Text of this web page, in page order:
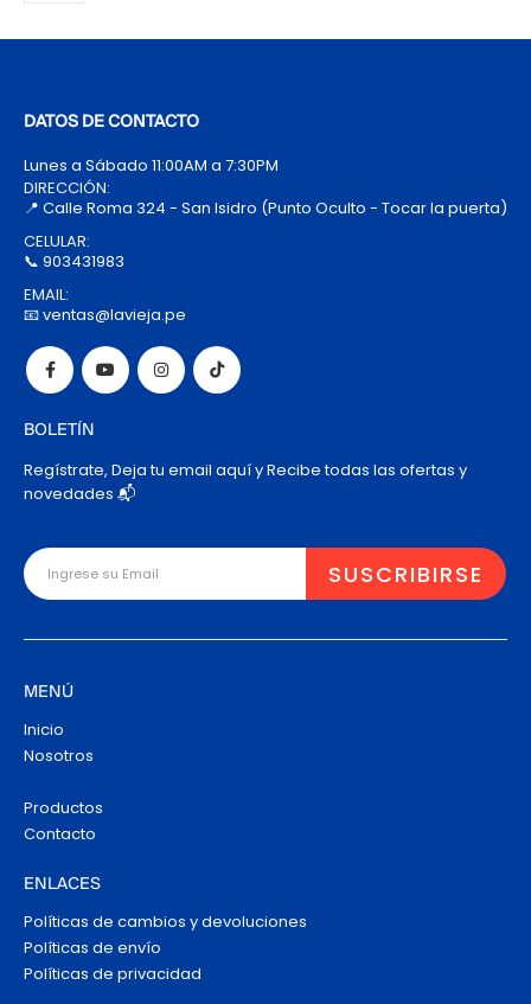
DATOS DE CONTACTO
Lunes a Sábado 11:00AM a 7:30PM
DIRECCIÓN:
📍 Calle Roma 324 - San Isidro (Punto Oculto - Tocar la puerta)
CELULAR:
📞 903431983
EMAIL:
📧 ventas@lavieja.pe
BOLETÍN
Regístrate, Deja tu email aquí y Recibe todas las ofertas y
novedades 📬
MENÚ
Inicio
Nosotros
Productos
Contacto
ENLACES
Políticas de cambios y devoluciones
Políticas de envío
Políticas de privacidad